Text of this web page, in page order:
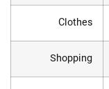
Clothes
Shopping